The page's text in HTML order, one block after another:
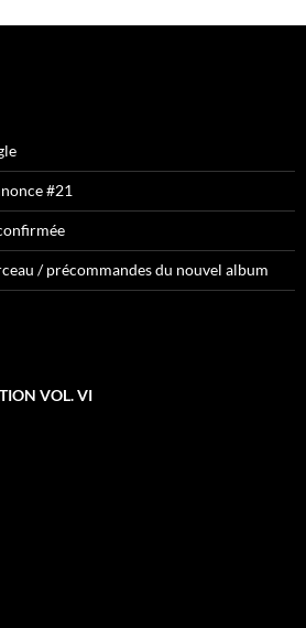
#21
/ précommandes du nouvel album
VOL. VI